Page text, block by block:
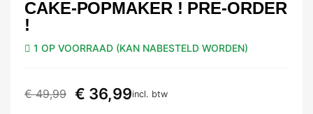
CAKE-POPMAKER ! PRE-ORDER
!
1 OP VOORRAAD (KAN NABESTELD WORDEN)
€49,99 € 36,99incl. btw